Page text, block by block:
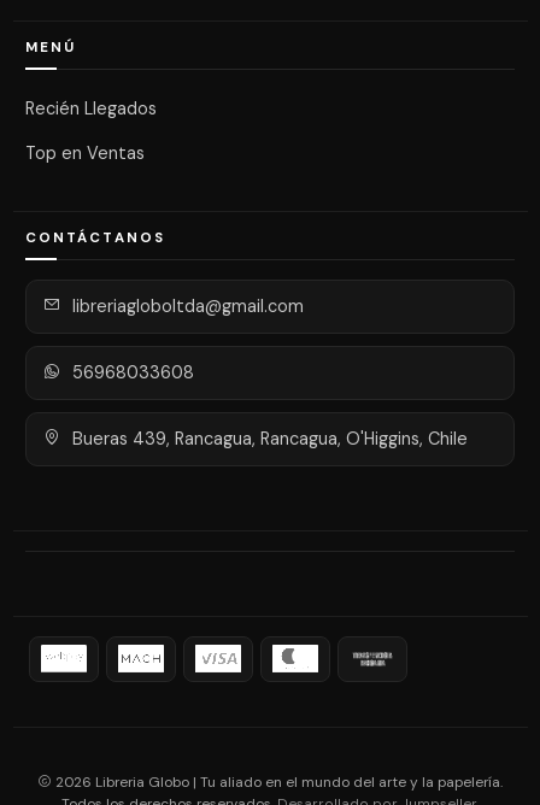
MENÚ
Recién Llegados
Top en Ventas
CONTÁCTANOS
libreriagloboltda@gmail.com
56968033608
Bueras 439, Rancagua, Rancagua, O'Higgins, Chile
2026 Libreria Globo | Tu aliado en el mundo del arte y la papelería.